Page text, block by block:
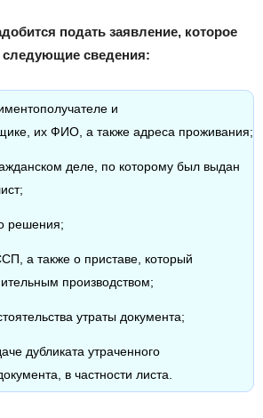
подать заявление, которое
сведения:
и
их ФИО, а также адреса проживания;
деле, по которому был выдан
решения;
а также о приставе, который
производством;
утраты документа;
дубликата утраченного
в частности листа.